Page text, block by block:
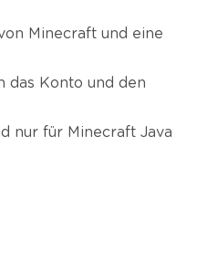
Minecraft und eine
das Konto und den
nur für Minecraft Java